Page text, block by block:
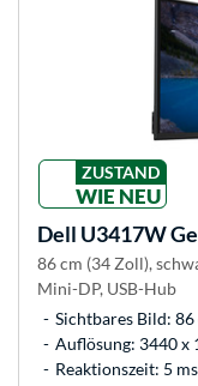
ZUSTAND
WIE NEU
Dell U3417W
86 cm (34 Zoll),
Mini-DP, USB-Hub
Sichtbares Bild:
Auflösung: 3440 x
Reaktionszeit: 5